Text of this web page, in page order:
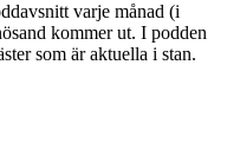
varje månad (i
kommer ut. I podden
som är aktuella i stan.